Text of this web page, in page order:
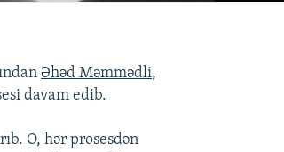
Əhəd Məmmədli,
davam edib.
O, hər prosesdən